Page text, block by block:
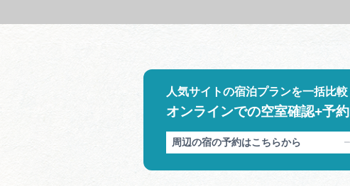
人気サイトの宿泊プランを一括比較
オンラインでの空室確認+予約
周辺の宿の予約はこちらから